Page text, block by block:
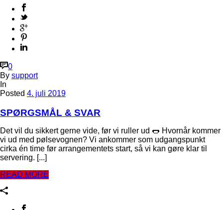
0
By support
In
Posted 4. juli 2019
SPØRGSMÅL & SVAR
Det vil du sikkert gerne vide, før vi ruller ud 🌭 Hvornår kommer
vi ud med pølsevognen? Vi ankommer som udgangspunkt
cirka én time før arrangementets start, så vi kan gøre klar til
servering. [...]
READ MORE